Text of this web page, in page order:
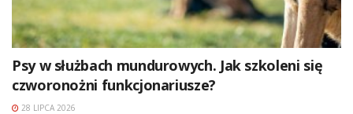
Psy w służbach mundurowych. Jak szkoleni się
czworonożni funkcjonariusze?
28 LIPCA 2026